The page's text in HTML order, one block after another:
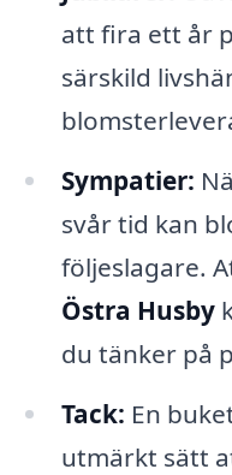
att fira ett år
särskild
Sympatier:
svår tid kan
följeslagare.
Östra Husby
du tänker på
Tack: En
utmärkt sätt